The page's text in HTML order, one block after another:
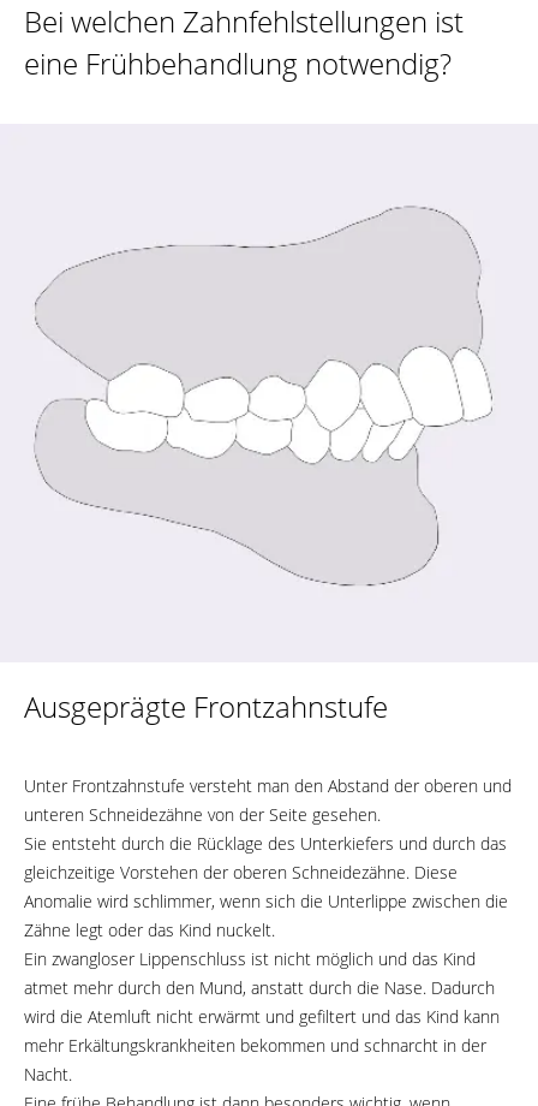
Bei welchen Zahnfehlstellungen ist
eine Frühbehandlung notwendig?
Ausgeprägte Frontzahnstufe
Unter Frontzahnstufe versteht man den Abstand der oberen und
unteren Schneidezähne von der Seite gesehen.
Sie entsteht durch die Rücklage des Unterkiefers und durch das
gleichzeitige Vorstehen der oberen Schneidezähne. Diese
Anomalie wird schlimmer, wenn sich die Unterlippe zwischen die
Zähne legt oder das Kind nuckelt.
Ein zwangloser Lippenschluss ist nicht möglich und das Kind
atmet mehr durch den Mund, anstatt durch die Nase. Dadurch
wird die Atemluft nicht erwärmt und gefiltert und das Kind kann
mehr Erkältungskrankheiten bekommen und schnarcht in der
Nacht.